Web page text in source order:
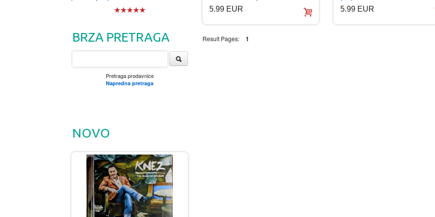
5.99 EUR 5.99 EUR
Result Pages: 1
BRZA PRETRAGA
Pretraga prodavnice
Napredna pretraga
NOVO